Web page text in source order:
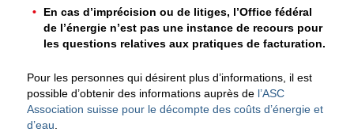
En cas d’imprécision ou de litiges, l’Office fédéral
de l’énergie n’est pas une instance de recours pour
les questions relatives aux pratiques de facturation.
Pour les personnes qui désirent plus d’informations, il est
possible d’obtenir des informations auprès de l’ASC
Association suisse pour le décompte des coûts d’énergie et
d’eau